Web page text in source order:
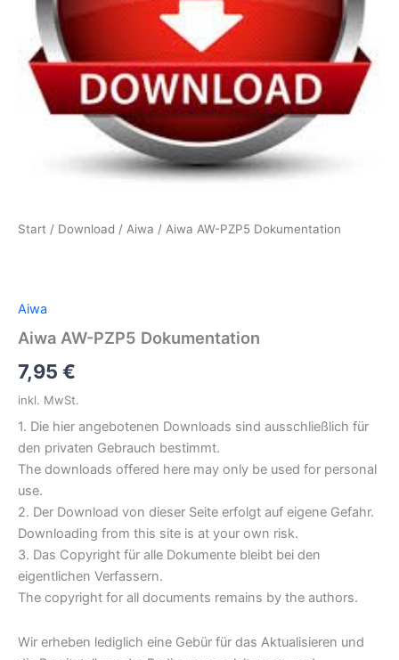
Start / Download / Aiwa / Aiwa AW-PZP5 Dokumentation
Aiwa
Aiwa AW-PZP5 Dokumentation
7,95 €
inkl. MwSt.
1. Die hier angebotenen Downloads sind ausschließlich für
den privaten Gebrauch bestimmt.
The downloads offered here may only be used for personal
use.
2. Der Download von dieser Seite erfolgt auf eigene Gefahr.
Downloading from this site is at your own risk.
3. Das Copyright für alle Dokumente bleibt bei den
eigentlichen Verfassern.
The copyright for all documents remains by the authors.
Wir erheben lediglich eine Gebür für das Aktualisieren und